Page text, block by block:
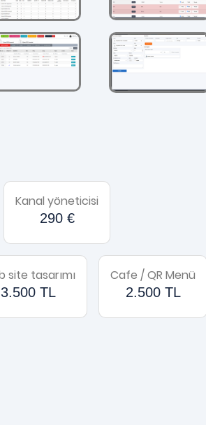
Kanal yöneticisi
290 €
site tasarımı
3.500 TL
Cafe / QR Menü
2.500 TL